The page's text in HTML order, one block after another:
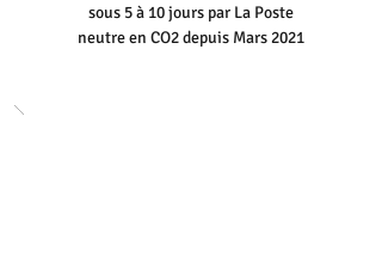
sous 5 à 10 jours par La Poste
neutre en CO2 depuis Mars 2021